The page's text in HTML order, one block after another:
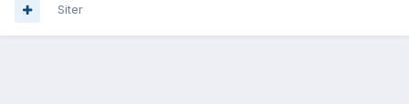
Siter